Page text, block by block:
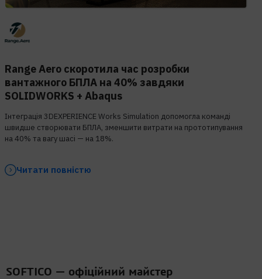
Range Aero скоротила час розробки
вантажного БПЛА на 40% завдяки
SOLIDWORKS + Abaqus
Інтеграція 3DEXPERIENCE Works Simulation допомогла команді
швидше створювати БПЛА, зменшити витрати на прототипування
на 40% та вагу шасі — на 18%.
Читати повністю
SOFTICO — офіційний майстер